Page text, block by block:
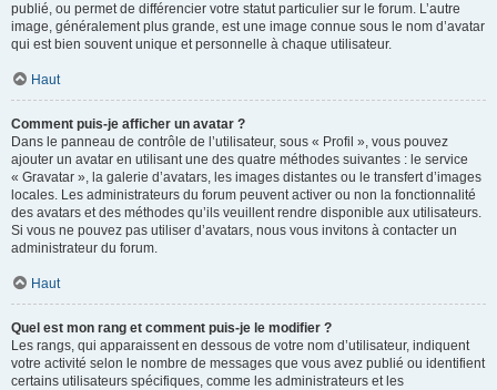
publié, ou permet de différencier votre statut particulier sur le forum. L’autre
image, généralement plus grande, est une image connue sous le nom d’avatar
qui est bien souvent unique et personnelle à chaque utilisateur.
Haut
Comment puis-je afficher un avatar ?
Dans le panneau de contrôle de l’utilisateur, sous « Profil », vous pouvez
ajouter un avatar en utilisant une des quatre méthodes suivantes : le service
« Gravatar », la galerie d’avatars, les images distantes ou le transfert d’images
locales. Les administrateurs du forum peuvent activer ou non la fonctionnalité
des avatars et des méthodes qu’ils veuillent rendre disponible aux utilisateurs.
Si vous ne pouvez pas utiliser d’avatars, nous vous invitons à contacter un
administrateur du forum.
Haut
Quel est mon rang et comment puis-je le modifier ?
Les rangs, qui apparaissent en dessous de votre nom d’utilisateur, indiquent
votre activité selon le nombre de messages que vous avez publié ou identifient
certains utilisateurs spécifiques, comme les administrateurs et les